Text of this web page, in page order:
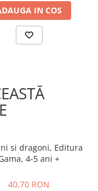
IN COS
si dragoni, Editura
4-5 ani +
40,70 RON